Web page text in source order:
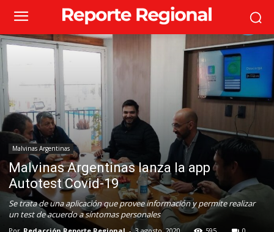
Malvinas Argentinas
Malvinas Argentinas lanza la app
Autotest Covid-19
Se trata de una aplicación que provee información y permite realizar
un test de acuerdo a síntomas personales